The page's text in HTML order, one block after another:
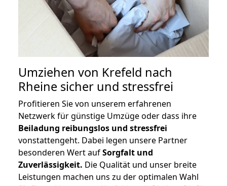
Umziehen von Krefeld nach
Rheine sicher und stressfrei
Profitieren Sie von unserem erfahrenen
Netzwerk für günstige Umzüge oder dass ihre
Beiladung reibungslos und stressfrei
vonstattengeht. Dabei legen unsere Partner
besonderen Wert aufSorgfalt und
Zuverlässigkeit. Die Qualität und unser breite
Leistungen machen uns zu der optimalen Wahl